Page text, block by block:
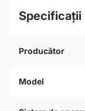
Specificații
Producător
Model